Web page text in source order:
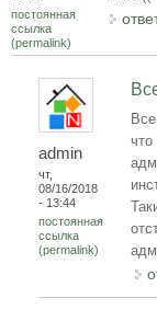
постоянная
ссылка
(permalink)
admin
чт,
08/16/2018
- 13:44
постоянная
ссылка
(permalink)